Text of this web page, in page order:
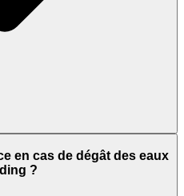
en cas de dégât des eaux
?